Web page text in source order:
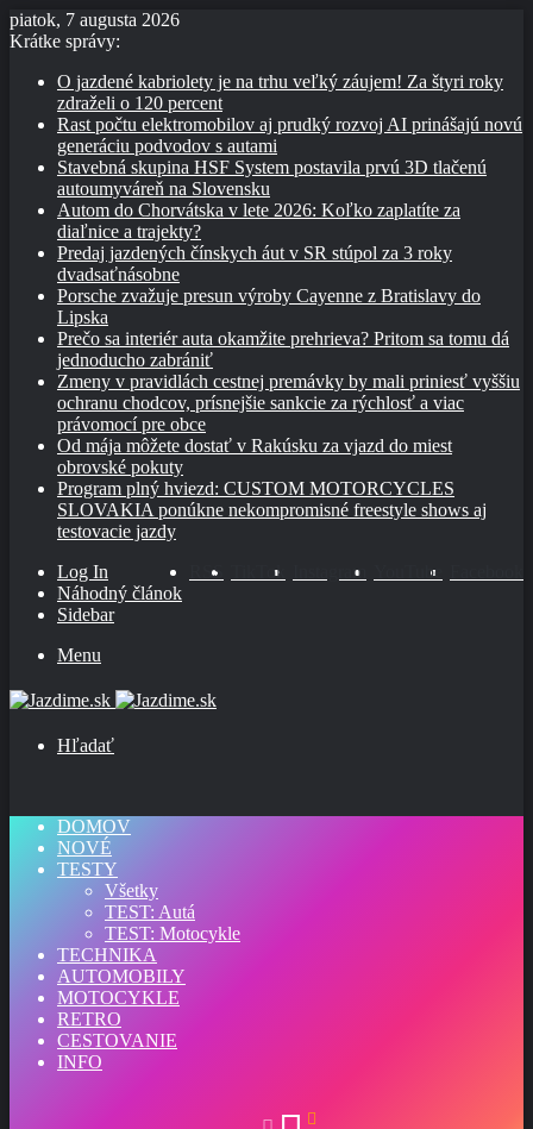
piatok, 7 augusta 2026
Krátke správy:
O jazdené kabriolety je na trhu veľký záujem! Za štyri roky
zdraželi o 120 percent
Rast počtu elektromobilov aj prudký rozvoj AI prinášajú novú
generáciu podvodov s autami
Stavebná skupina HSF System postavila prvú 3D tlačenú
autoumyváreň na Slovensku
Autom do Chorvátska v lete 2026: Koľko zaplatíte za
diaľnice a trajekty?
Predaj jazdených čínskych áut v SR stúpol za 3 roky
dvadsaťnásobne
Porsche zvažuje presun výroby Cayenne z Bratislavy do
Lipska
Prečo sa interiér auta okamžite prehrieva? Pritom sa tomu dá
jednoducho zabrániť
Zmeny v pravidlách cestnej premávky by mali priniesť vyššiu
ochranu chodcov, prísnejšie sankcie za rýchlosť a viac
právomocí pre obce
Od mája môžete dostať v Rakúsku za vjazd do miest
obrovské pokuty
Program plný hviezd: CUSTOM MOTORCYCLES
SLOVAKIA ponúkne nekompromisné freestyle shows aj
testovacie jazdy
YouTube
Instagram
TikTok
RSS
Log In
Náhodný článok
Sidebar
Menu
Hľadať
DOMOV
NOVÉ
TESTY
Všetky
TEST: Autá
TEST: Motocykle
TECHNIKA
AUTOMOBILY
MOTOCYKLE
RETRO
CESTOVANIE
INFO